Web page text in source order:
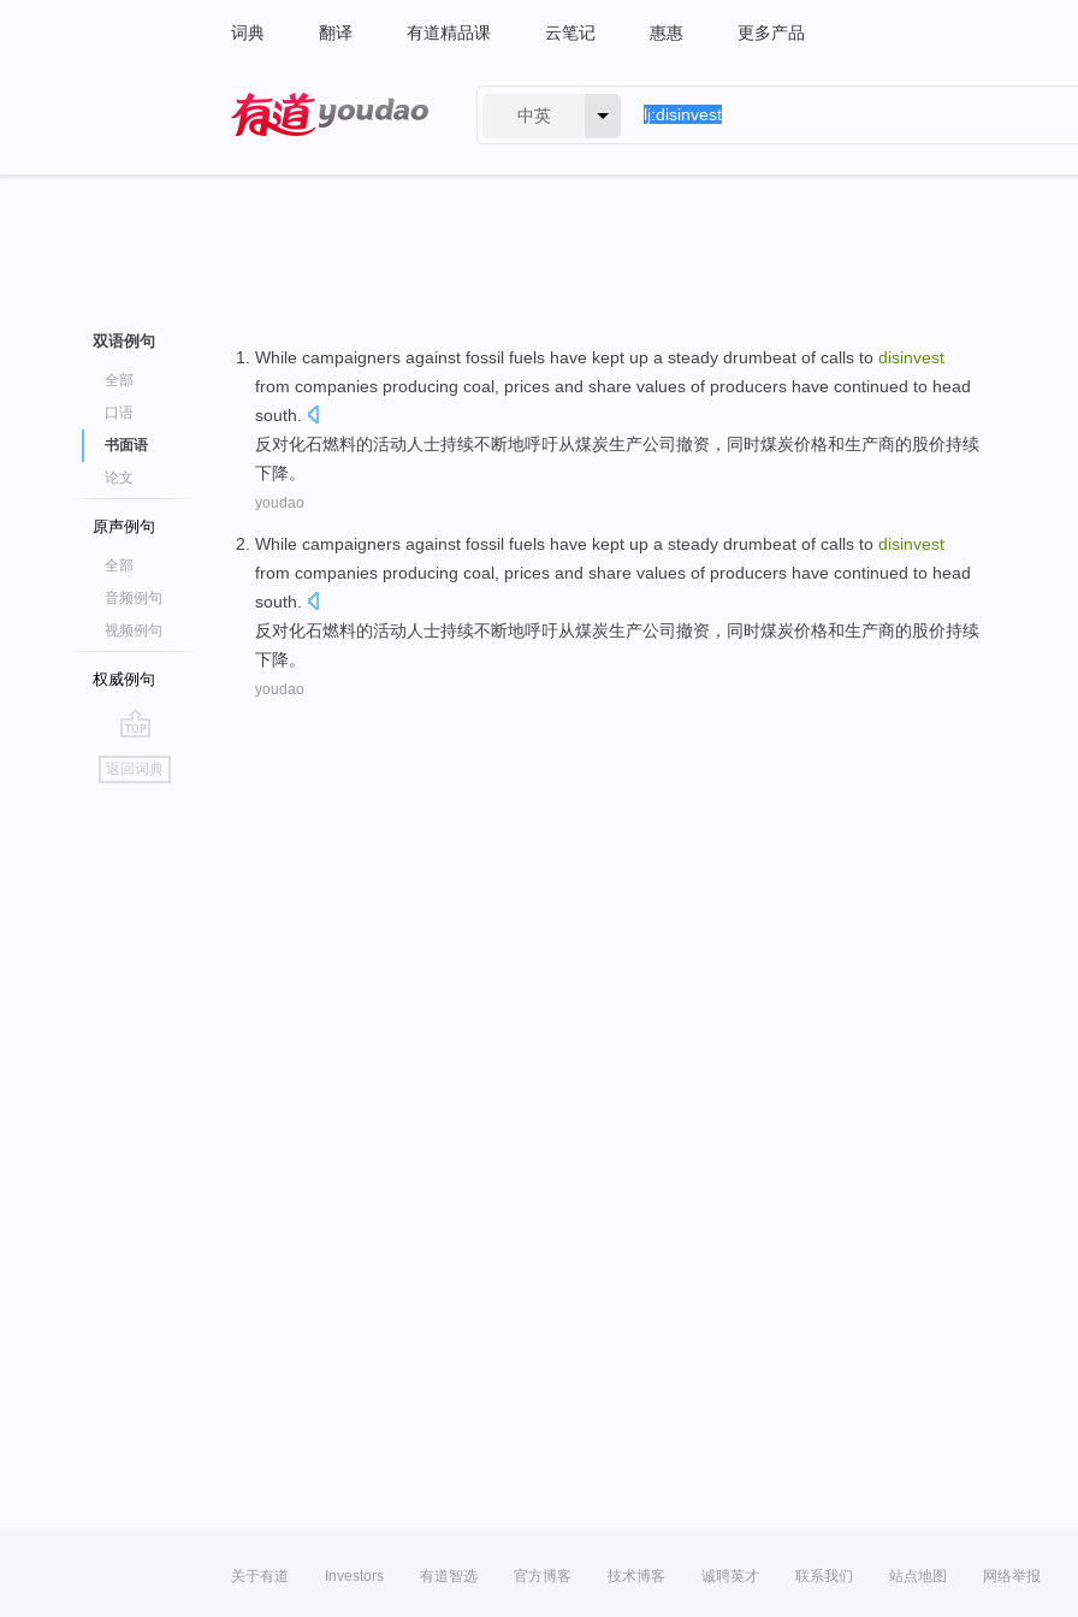
词典 翻译 有道精品课 云笔记 惠惠 更多产品
中英
双语例句
全部
口语
书面语
论文
原声例句
全部
音频例句
视频例句
权威例句
go
top
返回词典
While campaigners against fossil fuels have kept up a steady drumbeat of calls to disinvest
from companies producing coal prices and share values of producers have continued to head
south.
反对化石燃料的活动 人士持续不断地呼吁从煤炭生产公司撤资， 同时煤炭价格和生产商的股价持续
下降。
youdao
While campaigners against fossil fuels have kept up a steady drumbeat of calls to disinvest
from companies producing coal prices and share values of producers have continued to head
south.
反对化石燃料的活动 人士持续不断地呼吁从煤炭生产公司撤资， 同时煤炭价格和生产商的股价持续
下降。
youdao
关于有道 Investors 有道智选 官方博客 技术博客 诚聘英才 联系我们 站点地图 网络举报